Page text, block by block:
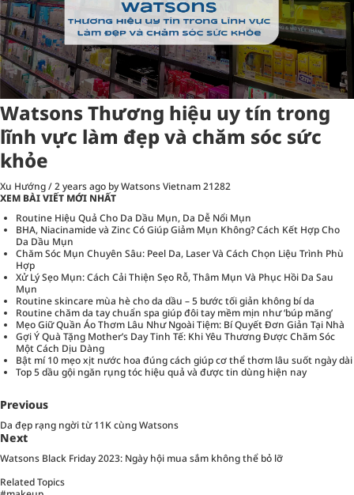
Watsons Thương hiệu uy tín trong
lĩnh vực làm đẹp và chăm sóc sức
khỏe
Xu Hướng/2 years ago by Watsons Vietnam21282
XEM BÀI VIẾT MỚI NHẤT
Routine Hiệu Quả Cho Da Dầu Mụn, Da Dễ Nổi Mụn
BHA, Niacinamide và Zinc Có Giúp Giảm Mụn Không? Cách Kết Hợp Cho
Da Dầu Mụn
Chăm Sóc Mụn Chuyên Sâu: Peel Da, Laser Và Cách Chọn Liệu Trình Phù
Hợp
Xử Lý Sẹo Mụn: Cách Cải Thiện Sẹo Rỗ, Thâm Mụn Và Phục Hồi Da Sau
Mụn
Routine skincare mùa hè cho da dầu – 5 bước tối giản không bí da
Routine chăm da tay chuẩn spa giúp đôi tay mềm mịn như ‘búp măng’
Mẹo Giữ Quần Áo Thơm Lâu Như Ngoài Tiệm: Bí Quyết Đơn Giản Tại Nhà
Gợi Ý Quà Tặng Mother’s Day Tinh Tế: Khi Yêu Thương Được Chăm Sóc
Một Cách Dịu Dàng
Bật mí 10 mẹo xịt nước hoa đúng cách giúp cơ thể thơm lâu suốt ngày dài
Top 5 dầu gội ngăn rụng tóc hiệu quả và được tin dùng hiện nay
Previous
Da đẹp rạng ngời từ 11K cùng Watsons
Next
Watsons Black Friday 2023: Ngày hội mua sắm không thể bỏ lỡ
Related Topics